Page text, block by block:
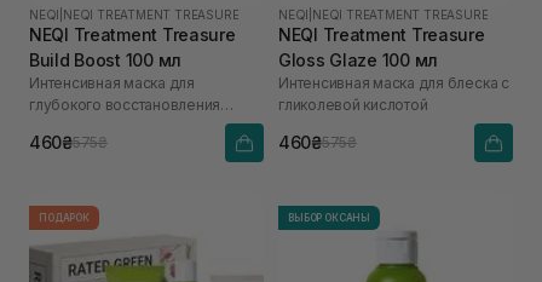
NEQI NEQI TREATMENT TREASURE
NEQI Treatment Treasure
Build Boost 100 мл
Интенсивная маска для
глубокого восстановления
волос с малеиновой кислотой
460₴575₴
NEQI NEQI TREATMENT TREASURE
NEQI Treatment Treasure
Gloss Glaze 100 мл
Интенсивная маска для блеска с
гликолевой кислотой
460₴575₴
ПОДАРОК ВЫБОР ОКСАНЫ